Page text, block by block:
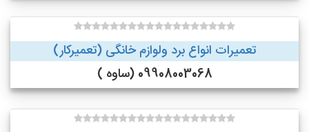
تعمیرات انواع برد ولوازم خانگی (تعمیرکار)
09908003068 (ساوه )